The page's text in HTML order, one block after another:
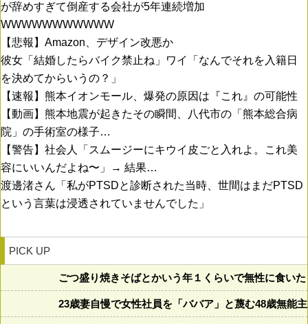
が辞めすぎて倒産する会社が5年連続増加
WWWWWWWWWWW
【悲報】Amazon、デザイン改悪か
彼女「結婚したらバイク禁止ね」ワイ「なんでそれを入籍日
を決めてからいうの？」
【速報】熊本イオンモール、爆発の原因は『これ』の可能性
【動画】熊本地震が起きたその瞬間、八代市の「熊本総合病
院」の手術室の様子…
【警告】社会人「スムージーにキウイ皮ごと入れよ。これ美
容にいいんだよね〜」→ 結果…
渡邊渚さん「私がPTSDと診断された当時、世間はまだPTSD
という言葉は浸透されていませんでした」
PICK UP
ごつ盛り焼きそばとかいう年１くらいで無性に食い
23歳妻自慢で女性社員を「ババア」と蔑む48歳無能